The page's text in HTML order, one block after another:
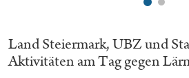
Land Steiermark, UBZ und
Aktivitäten am Tag gegen